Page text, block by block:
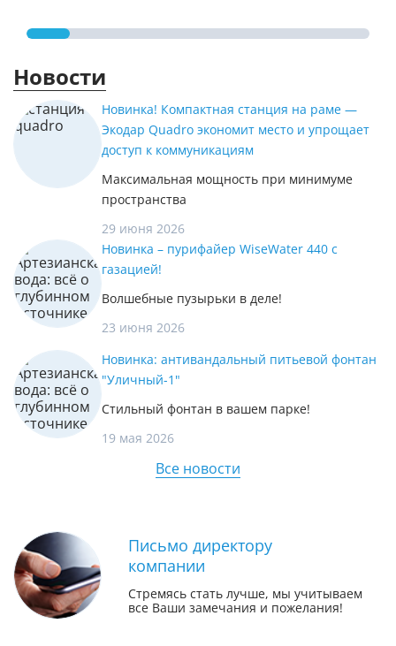
Новости
Новинка! Компактная станция на раме —
Экодар Quadro экономит место и упрощает
доступ к коммуникациям
Максимальная мощность при минимуме
пространства
29 июня 2026
Новинка – пурифайер WiseWater 440 с
газацией!
Волшебные пузырьки в деле!
23 июня 2026
Новинка: антивандальный питьевой фонтан
"Уличный-1"
Стильный фонтан в вашем парке!
19 мая 2026
Все новости
Письмо директору
компании
Стремясь стать лучше, мы учитываем
все Ваши замечания и пожелания!